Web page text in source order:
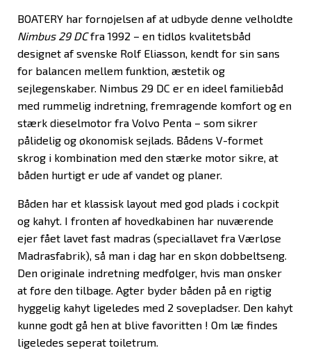
BOATERY har fornøjelsen af at udbyde denne velholdte
Nimbus 29 DCfra 1992 – en tidløs kvalitetsbåd
designet af svenske Rolf Eliasson, kendt for sin sans
for balancen mellem funktion, æstetik og
sejlegenskaber. Nimbus 29 DC er en ideel familiebåd
med rummelig indretning, fremragende komfort og en
stærk dieselmotor fra Volvo Penta – som sikrer
pålidelig og økonomisk sejlads. Bådens V-formet
skrog i kombination med den stærke motor sikre, at
båden hurtigt er ude af vandet og planer.
Båden har et klassisk layout med god plads i cockpit
og kahyt. I fronten af hovedkabinen har nuværende
ejer fået lavet fast madras (speciallavet fra Værløse
Madrasfabrik), så man i dag har en skøn dobbeltseng.
Den originale indretning medfølger, hvis man ønsker
at føre den tilbage. Agter byder båden på en rigtig
hyggelig kahyt ligeledes med 2 sovepladser. Den kahyt
kunne godt gå hen at blive favoritten ! Om læ findes
ligeledes seperat toiletrum.